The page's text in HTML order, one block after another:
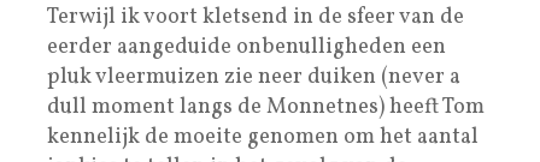
Terwijl ik voort kletsend in de sfeer van de
eerder aangeduide onbenulligheden een
pluk vleermuizen zie neer duiken (never a
dull moment langs de Monnetnes) heeft Tom
kennelijk de moeite genomen om het aantal